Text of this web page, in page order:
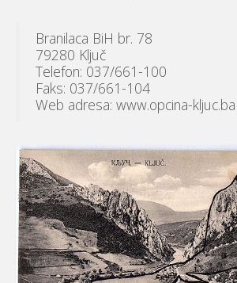
Branilaca BiH br. 78
79280 Ključ
Telefon: 037/661-100
Faks: 037/661-104
Web adresa: www.opcina-kljuc.ba